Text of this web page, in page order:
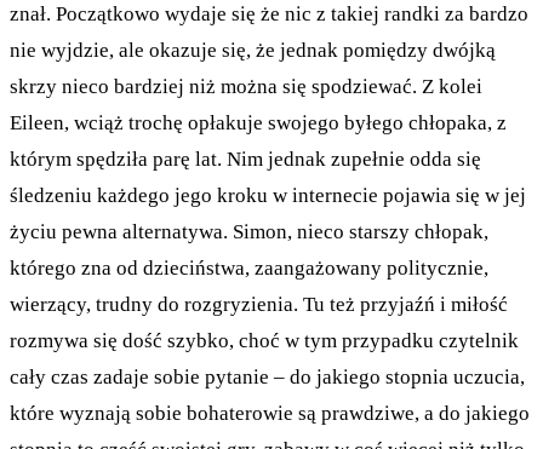
znał. Początkowo wydaje się że nic z takiej randki za bardzo
nie wyjdzie, ale okazuje się, że jednak pomiędzy dwójką
skrzy nieco bardziej niż można się spodziewać. Z kolei
Eileen, wciąż trochę opłakuje swojego byłego chłopaka, z
którym spędziła parę lat. Nim jednak zupełnie odda się
śledzeniu każdego jego kroku w internecie pojawia się w jej
życiu pewna alternatywa. Simon, nieco starszy chłopak,
którego zna od dzieciństwa, zaangażowany politycznie,
wierzący, trudny do rozgryzienia. Tu też przyjaźń i miłość
rozmywa się dość szybko, choć w tym przypadku czytelnik
cały czas zadaje sobie pytanie – do jakiego stopnia uczucia,
które wyznają sobie bohaterowie są prawdziwe, a do jakiego